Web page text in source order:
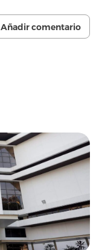
Añadir comentario